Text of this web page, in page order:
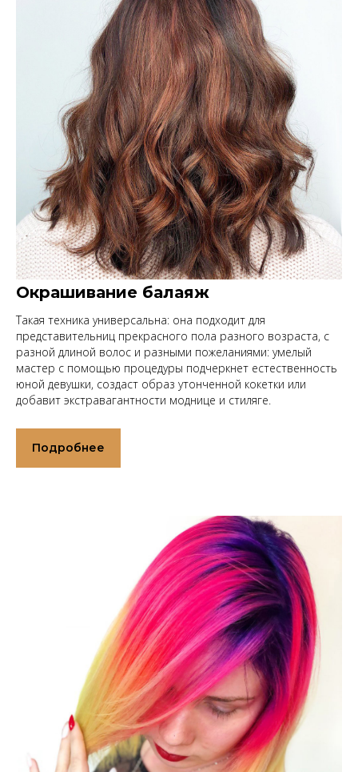
Окрашивание балаяж
Такая техника универсальна: она подходит для
представительниц прекрасного пола разного возраста, с
разной длиной волос и разными пожеланиями: умелый
мастер с помощью процедуры подчеркнет естественность
юной девушки, создаст образ утонченной кокетки или
добавит экстравагантности моднице и стиляге.
Подробнее